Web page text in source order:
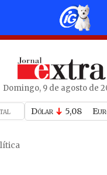
Domingo, 9 de agosto de
Dólar 5,08